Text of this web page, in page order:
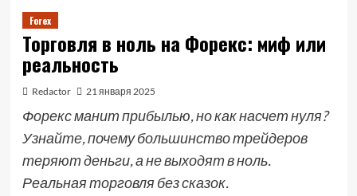
Forex
Торговля в ноль на Форекс: миф или
реальность
Redactor 21 января 2025
Форекс манит прибылью, но как насчет нуля?
Узнайте, почему большинство трейдеров
теряют деньги, а не выходят в ноль.
Реальная торговля без сказок.